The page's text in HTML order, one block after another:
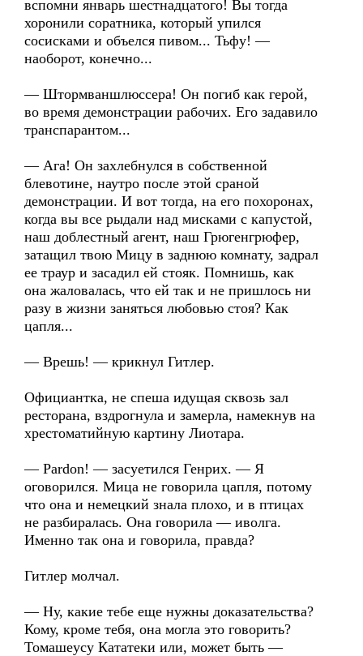
вспомни январь шестнадцатого! Вы тогда
хоронили соратника, который упился
сосисками и объелся пивом... Тьфу! —
наоборот, конечно...
— Штормваншлюссера! Он погиб как герой,
во время демонстрации рабочих. Его задавило
транспарантом...
— Ага! Он захлебнулся в собственной
блевотине, наутро после этой сраной
демонстрации. И вот тогда, на его похоронах,
когда вы все рыдали над мисками с капустой,
наш доблестный агент, наш Грюгенгрюфер,
затащил твою Мицу в заднюю комнату, задрал
ее траур и засадил ей стояк. Помнишь, как
она жаловалась, что ей так и не пришлось ни
разу в жизни заняться любовью стоя? Как
цапля...
— Врешь! — крикнул Гитлер.
Официантка, не спеша идущая сквозь зал
ресторана, вздрогнула и замерла, намекнув на
хрестоматийную картину Лиотара.
— Pardon! — засуетился Генрих. — Я
оговорился. Мица не говорила цапля, потому
что она и немецкий знала плохо, и в птицах
не разбиралась. Она говорила — иволга.
Именно так она и говорила, правда?
Гитлер молчал.
— Ну, какие тебе еще нужны доказательства?
Кому, кроме тебя, она могла это говорить?
Томашеусу Кататеки или, может быть —